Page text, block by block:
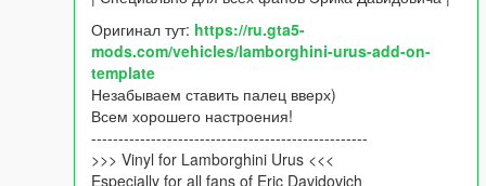
Оригинал тут: https://ru.gta5-
mods.com/vehicles/lamborghini-urus-add-on-
template
Незабываем ставить палец вверх)
Всем хорошего настроения!
---------------------------------------------------
>>> Vinyl for Lamborghini Urus <<<
Especially for all fans of Eric Davidovich